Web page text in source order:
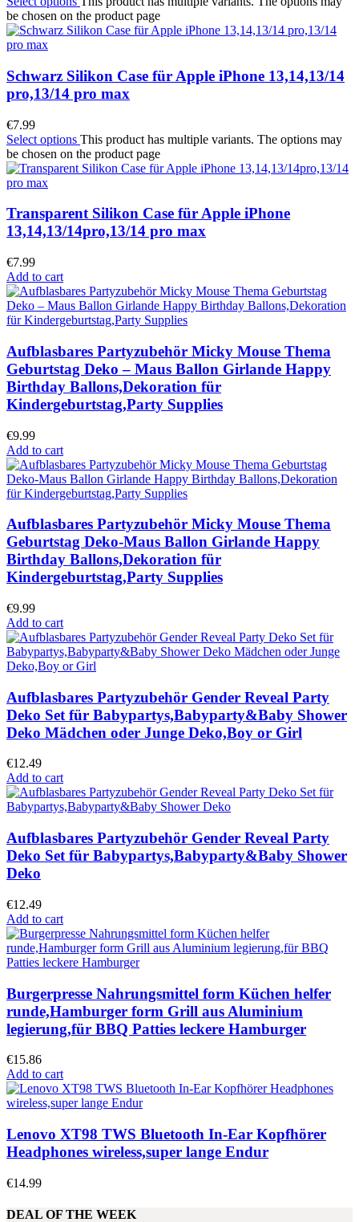
be chosen on the product page
Schwarz Silikon Case für Apple iPhone 13,14,13/14
pro,13/14 pro max
€7.99
Select options This product has multiple variants. The options may
be chosen on the product page
Transparent Silikon Case für Apple iPhone
13,14,13/14pro,13/14 pro max
€7.99
Add to cart
Aufblasbares Partyzubehör Micky Mouse Thema
Geburtstag Deko – Maus Ballon Girlande Happy
Birthday Ballons,Dekoration für
Kindergeburtstag,Party Supplies
€9.99
Add to cart
Aufblasbares Partyzubehör Micky Mouse Thema
Geburtstag Deko-Maus Ballon Girlande Happy
Birthday Ballons,Dekoration für
Kindergeburtstag,Party Supplies
€9.99
Add to cart
Aufblasbares Partyzubehör Gender Reveal Party
Deko Set für Babypartys,Babyparty&Baby Shower
Deko Mädchen oder Junge Deko,Boy or Girl
€12.49
Add to cart
Aufblasbares Partyzubehör Gender Reveal Party
Deko Set für Babypartys,Babyparty&Baby Shower
Deko
€12.49
Add to cart
Burgerpresse Nahrungsmittel form Küchen helfer
runde,Hamburger form Grill aus Aluminium
legierung,für BBQ Patties leckere Hamburger
€15.86
Add to cart
Lenovo XT98 TWS Bluetooth In-Ear Kopfhörer
Headphones wireless,super lange Endur
€14.99
DEAL OF THE WEEK